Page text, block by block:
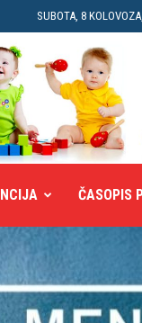
SUBOTA, 8
ČASOPIS